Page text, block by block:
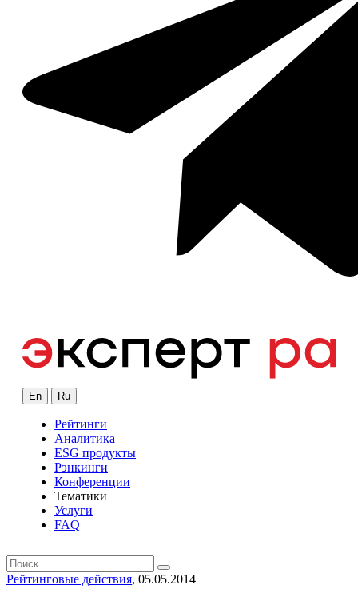
En Ru
Рейтинги
Аналитика
ESG продукты
Рэнкинги
Конференции
Тематики
Услуги
FAQ
Рейтинговые действия, 05.05.2014